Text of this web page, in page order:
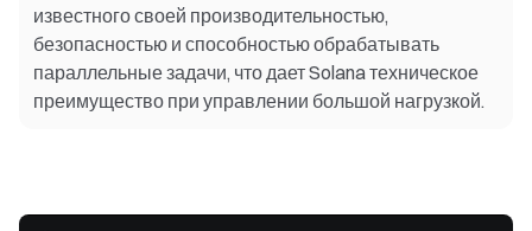
известного своей производительностью,
безопасностью и способностью обрабатывать
параллельные задачи, что дает Solana техническое
преимущество при управлении большой нагрузкой.